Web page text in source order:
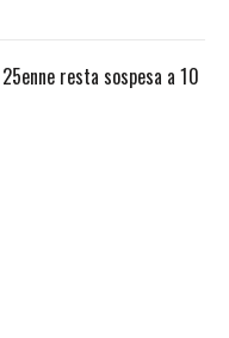
resta sospesa a 10